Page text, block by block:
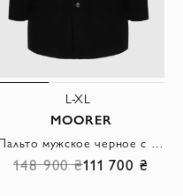
L-XL
MOORER
Пальто мужское черное с отстегивающимся меховым воротником
148 900 ₴111 700 ₴